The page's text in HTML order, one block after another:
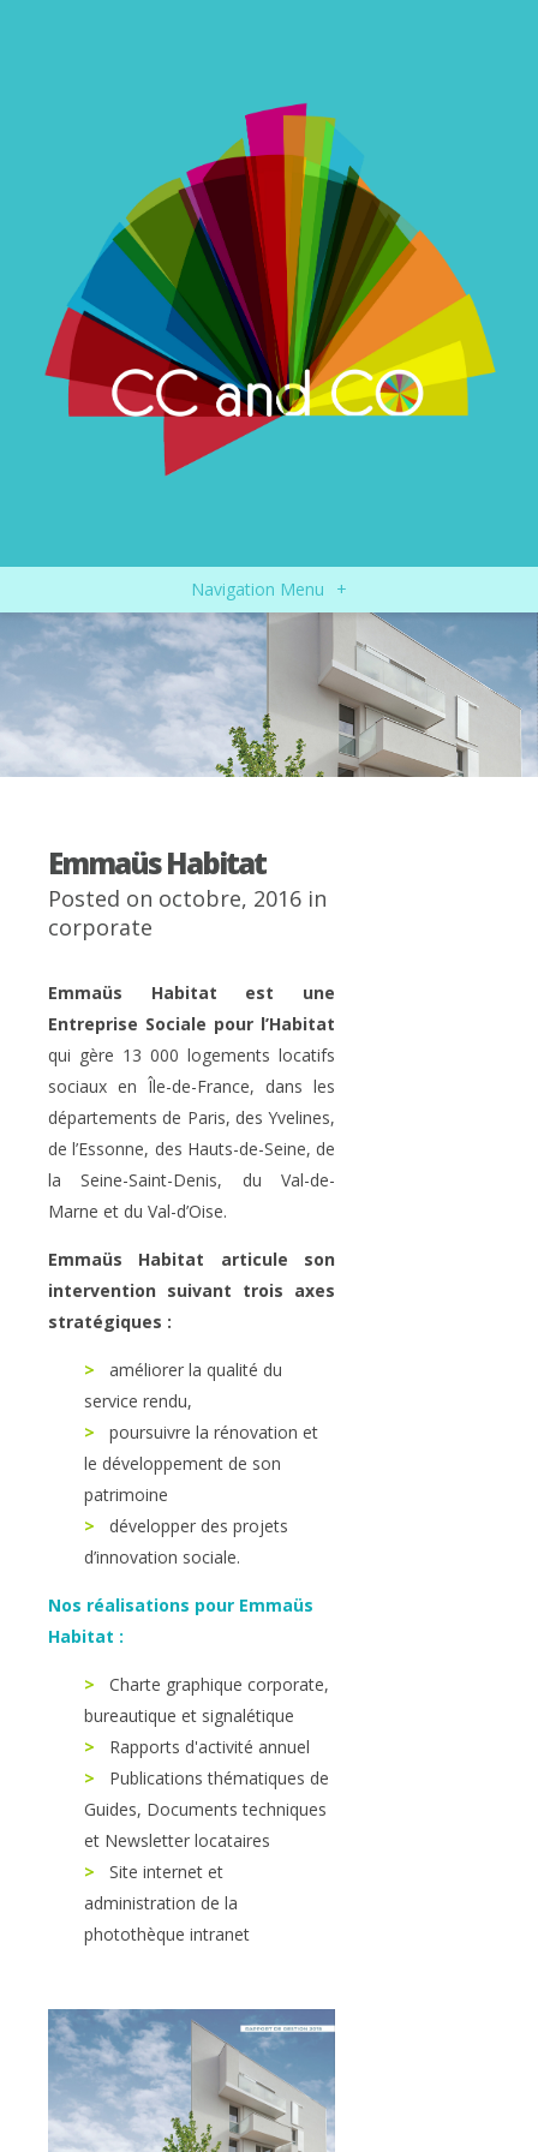
Navigation Menu +
Emmaüs Habitat
Posted on octobre, 2016 in
corporate
Emmaüs Habitat est une
Entreprise Sociale pour l’Habitat
qui gère 13 000 logements locatifs
sociaux en Île-de-France, dans les
départements de Paris, des Yvelines,
de l’Essonne, des Hauts-de-Seine, de
la Seine-Saint-Denis, du Val-de-
Marne et du Val-d’Oise.
Emmaüs Habitat articule son
intervention suivant trois axes
stratégiques :
>
améliorer la qualité du
service rendu,
>
poursuivre la rénovation et
le développement de son
patrimoine
>
développer des projets
d’innovation sociale.
Nos réalisations pour Emmaüs
Habitat :
>
Charte graphique corporate,
bureautique et signalétique
>
Rapports d'activité annuel
>
Publications thématiques de
Guides, Documents techniques
et Newsletter locataires
>
Site internet et
administration de la
photothèque intranet